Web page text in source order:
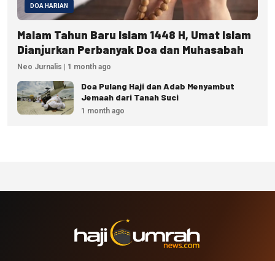
DOA HARIAN
Malam Tahun Baru Islam 1448 H, Umat Islam
Dianjurkan Perbanyak Doa dan Muhasabah
Neo Jurnalis | 1 month ago
Doa Pulang Haji dan Adab Menyambut
Jemaah dari Tanah Suci
1 month ago